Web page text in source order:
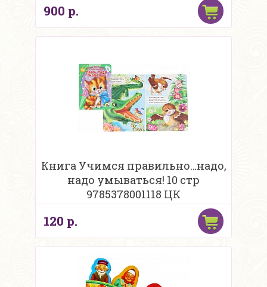
900 р.
Книга Учимся правильно…надо,
надо умываться! 10 стр
9785378001118 ЦК
120 р.